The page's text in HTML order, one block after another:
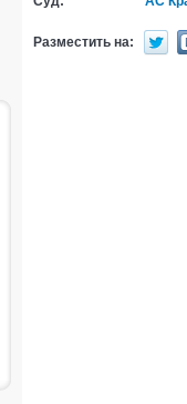
Разместить на: